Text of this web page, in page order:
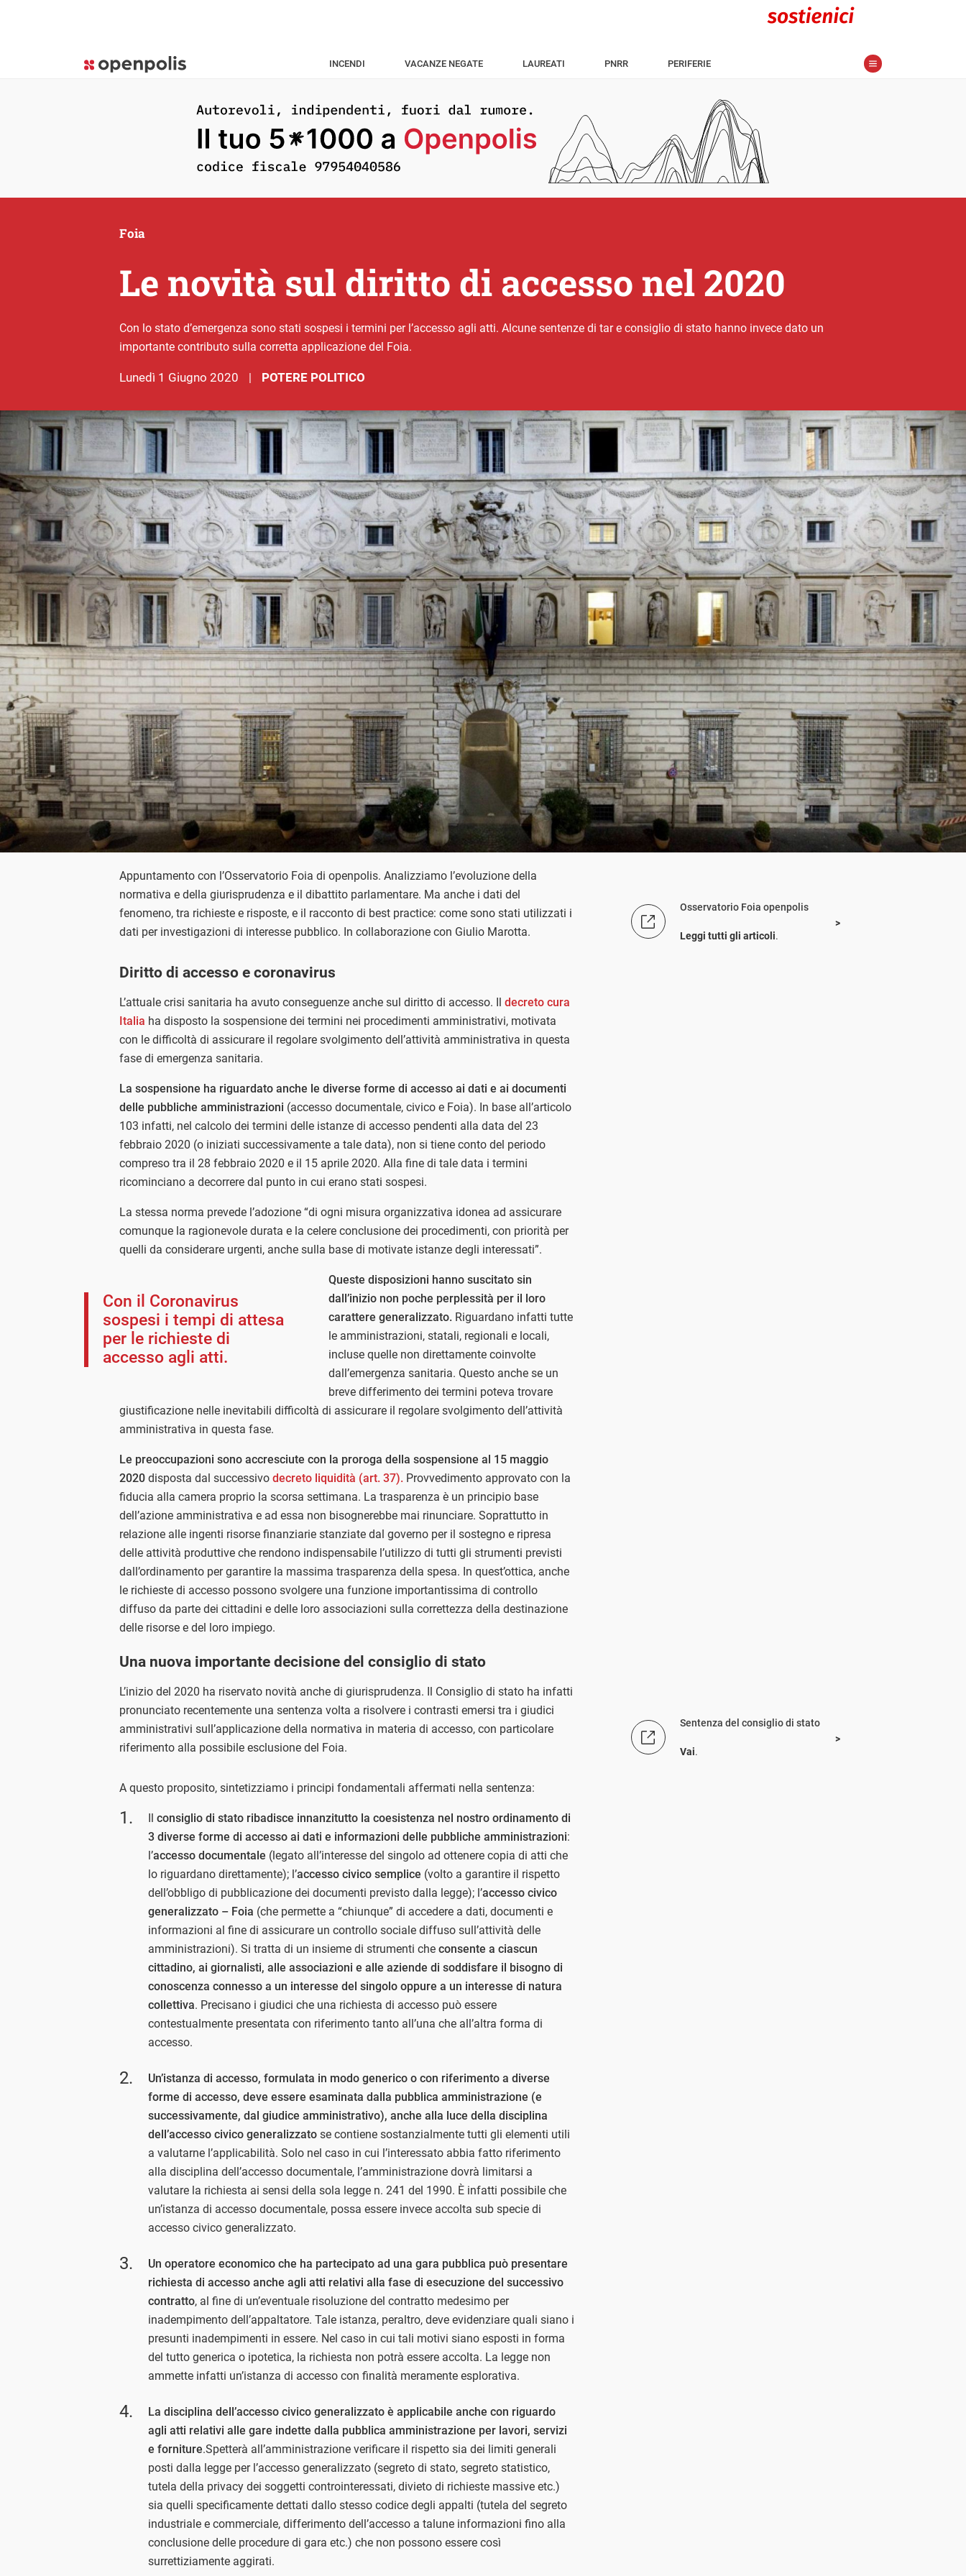
INCENDI VACANZE NEGATE LAUREATI PNRR PERIFERIE
Le novità sul diritto di accesso nel 2020
Foia
Con lo stato d’emergenza sono stati sospesi i termini per l’accesso agli atti. Alcune sentenze di tar e consiglio di stato hanno invece dato un
importante contributo sulla corretta applicazione del Foia.
lunedì 1 Giugno 2020 | POTERE POLITICO
Appuntamento con l’Osservatorio Foia di openpolis. Analizziamo l’evoluzione della
normativa e della giurisprudenza e il dibattito parlamentare. Ma anche i dati del
fenomeno, tra richieste e risposte, e il racconto di best practice: come sono stati utilizzati i
dati per investigazioni di interesse pubblico. In collaborazione con Giulio Marotta.
Osservatorio Foia openpolis
Leggi tutti gli articoli.
Diritto di accesso e coronavirus
L’attuale crisi sanitaria ha avuto conseguenze anche sul diritto di accesso. Il decreto cura
Italia ha disposto la sospensione dei termini nei procedimenti amministrativi, motivata
con le difficoltà di assicurare il regolare svolgimento dell’attività amministrativa in questa
fase di emergenza sanitaria.
La sospensione ha riguardato anche le diverse forme di accesso ai dati e ai documenti
delle pubbliche amministrazioni (accesso documentale, civico e Foia). In base all’articolo
103 infatti, nel calcolo dei termini delle istanze di accesso pendenti alla data del 23
febbraio 2020 (o iniziati successivamente a tale data), non si tiene conto del periodo
compreso tra il 28 febbraio 2020 e il 15 aprile 2020. Alla fine di tale data i termini
ricominciano a decorrere dal punto in cui erano stati sospesi.
La stessa norma prevede l’adozione “di ogni misura organizzativa idonea ad assicurare
comunque la ragionevole durata e la celere conclusione dei procedimenti, con priorità per
quelli da considerare urgenti, anche sulla base di motivate istanze degli interessati”.
Con il Coronavirus
sospesi i tempi di attesa
per le richieste di
accesso agli atti.
Queste disposizioni hanno suscitato sin
dall’inizio non poche perplessità per il loro
carattere generalizzato. Riguardano infatti tutte
le amministrazioni, statali, regionali e locali,
incluse quelle non direttamente coinvolte
dall’emergenza sanitaria. Questo anche se un
breve differimento dei termini poteva trovare
giustificazione nelle inevitabili difficoltà di assicurare il regolare svolgimento dell’attività
amministrativa in questa fase.
Le preoccupazioni sono accresciute con la proroga della sospensione al 15 maggio
2020 disposta dal successivo decreto liquidità (art. 37). Provvedimento approvato con la
fiducia alla camera proprio la scorsa settimana. La trasparenza è un principio base
dell’azione amministrativa e ad essa non bisognerebbe mai rinunciare. Soprattutto in
relazione alle ingenti risorse finanziarie stanziate dal governo per il sostegno e ripresa
delle attività produttive che rendono indispensabile l’utilizzo di tutti gli strumenti previsti
dall’ordinamento per garantire la massima trasparenza della spesa. In quest’ottica, anche
le richieste di accesso possono svolgere una funzione importantissima di controllo
diffuso da parte dei cittadini e delle loro associazioni sulla correttezza della destinazione
delle risorse e del loro impiego.
Una nuova importante decisione del consiglio di stato
L’inizio del 2020 ha riservato novità anche di giurisprudenza. Il Consiglio di stato ha infatti
pronunciato recentemente una sentenza volta a risolvere i contrasti emersi tra i giudici
amministrativi sull’applicazione della normativa in materia di accesso, con particolare
riferimento alla possibile esclusione del Foia.
Sentenza del consiglio di stato
Vai.
A questo proposito, sintetizziamo i principi fondamentali affermati nella sentenza:
Il consiglio di stato ribadisce innanzitutto la coesistenza nel nostro ordinamento di
3 diverse forme di accesso ai dati e informazioni delle pubbliche amministrazioni:
l’accesso documentale (legato all’interesse del singolo ad ottenere copia di atti che
lo riguardano direttamente); l’accesso civico semplice (volto a garantire il rispetto
dell’obbligo di pubblicazione dei documenti previsto dalla legge); l’accesso civico
generalizzato – Foia (che permette a “chiunque” di accedere a dati, documenti e
informazioni al fine di assicurare un controllo sociale diffuso sull’attività delle
amministrazioni). Si tratta di un insieme di strumenti che consente a ciascun
cittadino, ai giornalisti, alle associazioni e alle aziende di soddisfare il bisogno di
conoscenza connesso a un interesse del singolo oppure a un interesse di natura
collettiva. Precisano i giudici che una richiesta di accesso può essere
contestualmente presentata con riferimento tanto all’una che all’altra forma di
accesso.
Un’istanza di accesso, formulata in modo generico o con riferimento a diverse
forme di accesso, deve essere esaminata dalla pubblica amministrazione (e
successivamente, dal giudice amministrativo), anche alla luce della disciplina
dell’accesso civico generalizzato se contiene sostanzialmente tutti gli elementi utili
a valutarne l’applicabilità. Solo nel caso in cui l’interessato abbia fatto riferimento
alla disciplina dell’accesso documentale, l’amministrazione dovrà limitarsi a
valutare la richiesta ai sensi della sola legge n. 241 del 1990. È infatti possibile che
un’istanza di accesso documentale, possa essere invece accolta sub specie di
accesso civico generalizzato.
Un operatore economico che ha partecipato ad una gara pubblica può presentare
richiesta di accesso anche agli atti relativi alla fase di esecuzione del successivo
contratto, al fine di un’eventuale risoluzione del contratto medesimo per
inadempimento dell’appaltatore. Tale istanza, peraltro, deve evidenziare quali siano i
presunti inadempimenti in essere. Nel caso in cui tali motivi siano esposti in forma
del tutto generica o ipotetica, la richiesta non potrà essere accolta. La legge non
ammette infatti un’istanza di accesso con finalità meramente esplorativa.
La disciplina dell’accesso civico generalizzato è applicabile anche con riguardo
agli atti relativi alle gare indette dalla pubblica amministrazione per lavori, servizi
e forniture.Spetterà all’amministrazione verificare il rispetto sia dei limiti generali
posti dalla legge per l’accesso generalizzato (segreto di stato, segreto statistico,
tutela della privacy dei soggetti controinteressati, divieto di richieste massive etc.)
sia quelli specificamente dettati dallo stesso codice degli appalti (tutela del segreto
industriale e commerciale, differimento dell’accesso a talune informazioni fino alla
conclusione delle procedure di gara etc.) che non possono essere così
surrettiziamente aggirati.